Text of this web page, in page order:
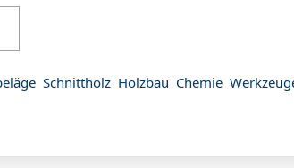
Schnittholz Holzbau Chemie